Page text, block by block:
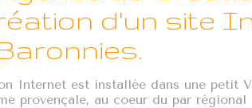
d'un site
Internet est installée dans une petit
provençale, au coeur du par régional